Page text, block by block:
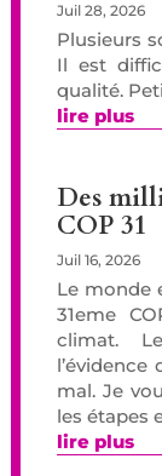
Juil 28, 2026
Plusieurs
Il est
qualité.
lire plus
Des
COP 31
Juil 16, 2026
Le monde
31eme
climat.
mal. Je
les étapes
lire plus